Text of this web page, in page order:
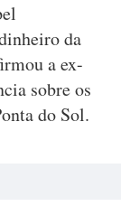
da
a ex-
sobre os
do Sol.